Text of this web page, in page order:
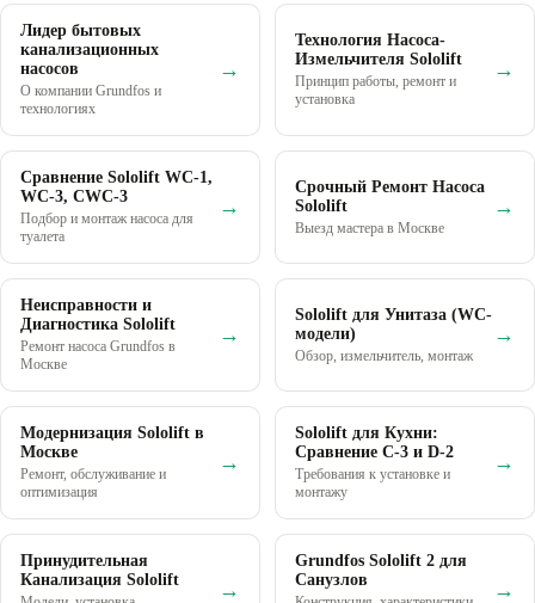
Лидер бытовых
канализационных
насосов
О компании Grundfos и
технологиях
→
Технология Насоса-
Измельчителя Sololift
Принцип работы, ремонт и
установка
→
Сравнение Sololift WC-1,
WC-3, CWC-3
Подбор и монтаж насоса для
туалета
→
Срочный Ремонт Насоса
Sololift
Выезд мастера в Москве
→
Неисправности и
Диагностика Sololift
Ремонт насоса Grundfos в
Москве
→
Sololift для Унитаза (WC-
модели)
Обзор, измельчитель, монтаж
→
Модернизация Sololift в
Москве
Ремонт, обслуживание и
оптимизация
→
Sololift для Кухни:
Сравнение C-3 и D-2
Требования к установке и
монтажу
→
Принудительная
Канализация Sololift
→
Grundfos Sololift 2 для
Санузлов
→